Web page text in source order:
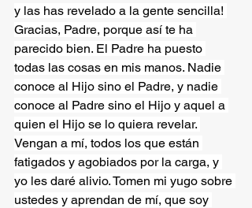
y las has revelado a la gente sencilla!
Gracias, Padre, porque así te ha
parecido bien. El Padre ha puesto
todas las cosas en mis manos. Nadie
conoce al Hijo sino el Padre, y nadie
conoce al Padre sino el Hijo y aquel a
quien el Hijo se lo quiera revelar.
Vengan a mí, todos los que están
fatigados y agobiados por la carga, y
yo les daré alivio. Tomen mi yugo sobre
ustedes y aprendan de mí, que soy